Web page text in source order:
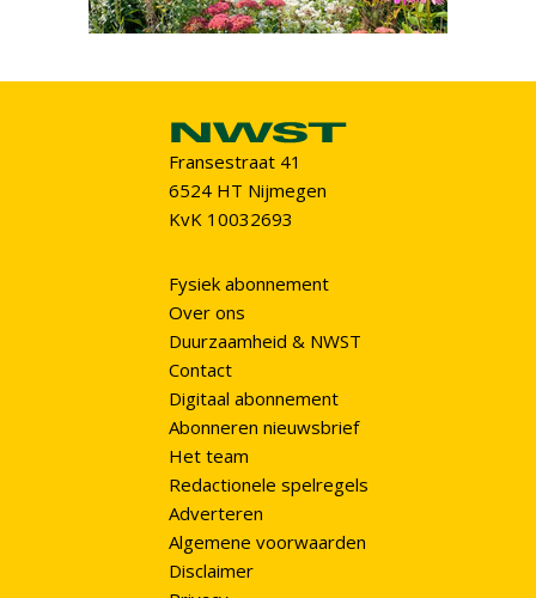
Fransestraat 41
6524 HT Nijmegen
KvK 10032693
Fysiek abonnement
Over ons
Duurzaamheid & NWST
Contact
Digitaal abonnement
Abonneren nieuwsbrief
Het team
Redactionele spelregels
Adverteren
Algemene voorwaarden
Disclaimer